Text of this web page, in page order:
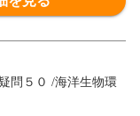
問５０ /海洋生物環